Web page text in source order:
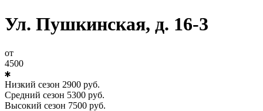
Ул. Пушкинская, д. 16-3
от
4500
Низкий сезон 2900 руб.
Средний сезон 5300 руб.
Высокий сезон 7500 руб.